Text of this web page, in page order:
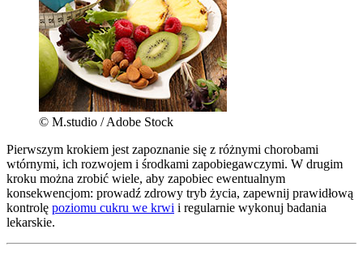
© M.studio / Adobe Stock
Pierwszym krokiem jest zapoznanie się z różnymi chorobami
wtórnymi, ich rozwojem i środkami zapobiegawczymi. W drugim
kroku można zrobić wiele, aby zapobiec ewentualnym
konsekwencjom: prowadź zdrowy tryb życia, zapewnij prawidłową
kontrolę poziomu cukru we krwi i regularnie wykonuj badania
lekarskie.